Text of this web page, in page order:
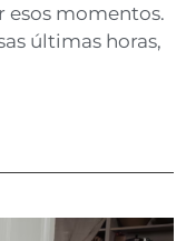
esos momentos.
últimas horas,